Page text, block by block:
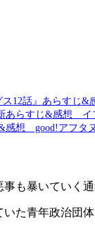
ス12話』あらす
あらすじ&感想
&感想 good!アフ
も暴いていく通
た青年政治団